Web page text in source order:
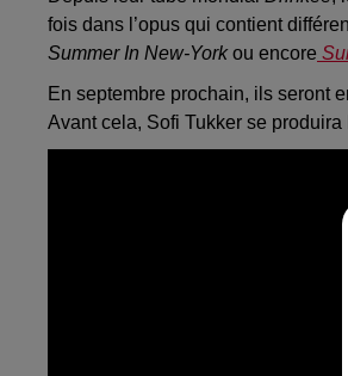
fois dans l’opus qui contient
Summer In New-Yorkou encore
En septembre prochain, ils seront
Avant cela, Sofi Tukker se